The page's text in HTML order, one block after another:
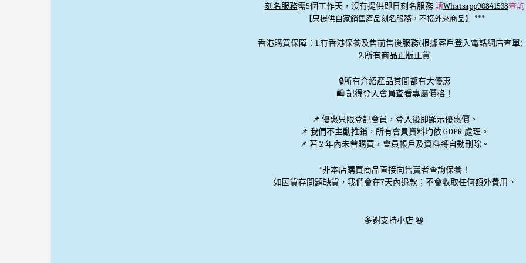
刻名服務需5個工作天，沒有提供即日刻名服務請Whatsapp90841538查詢
【只提供自家銷售產品刻名服務，不接外來商品】 ***
香港購買保障：1.有香港保養及售前售後服務(根據客戶登入電話網店查單)
2.所有商品正版正貨
🔒所有介紹產品其間都有大優惠
🛍️ 記得登入會員查看專屬價格！
📌 優惠只限登記會員 ，登入後即顯示優惠價。
📌 我們不主動推銷 ，所有會員資料均依 GDPR 處理。
📌 若 2 年內未曾購買，會員帳戶及資料將自動刪除。
*非本店購買商品直接向售賣者查詢保養！
如因貨存問題缺貨，我們會在7天內退款；不會收取任何額外費用。
多謝支持小店 😃